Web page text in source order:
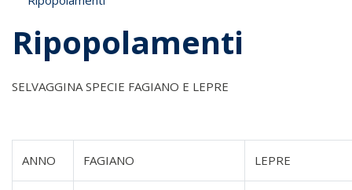
Ripopolamenti
SELVAGGINA SPECIE FAGIANO E LEPRE
ANNO FAGIANO LEPRE